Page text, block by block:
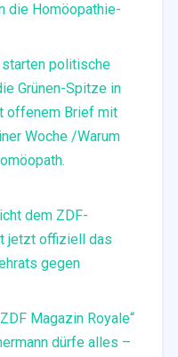
die Homöopathie-
politische
Grünen-Spitze in
offenem Brief mit
Woche /Warum
dem ZDF-
jetzt offiziell das
gegen
Magazin Royale“
dürfe alles –